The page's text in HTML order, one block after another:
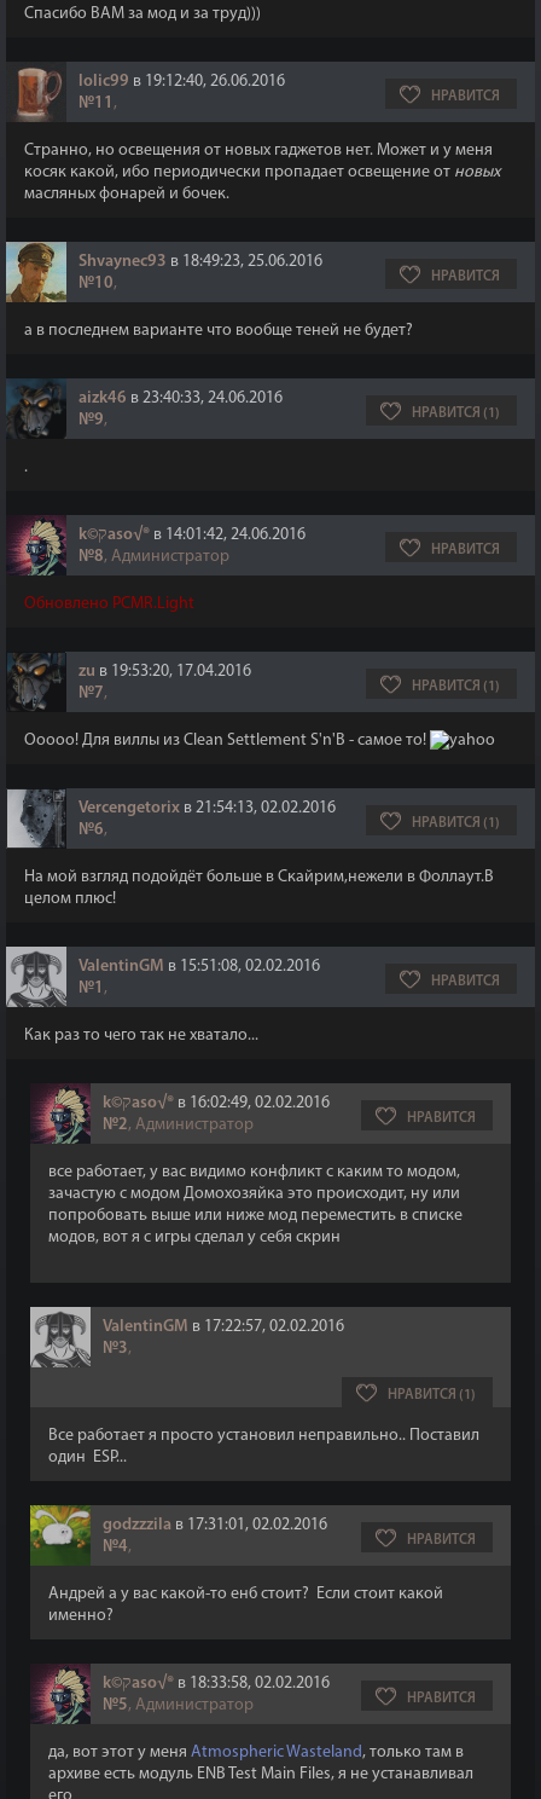
Спасибо ВАМ за мод и за труд)))
lolic99 в 19:12:40, 26.06.2016
№11 , НРАВИТСЯ
Странно, но освещения от новых гаджетов нет. Может и у меня
косяк какой, ибо периодически пропадает освещение от новых
масляных фонарей и бочек.
Shvaynec93 в 18:49:23, 25.06.2016
№10, НРАВИТСЯ
а в последнем варианте что вообще теней не будет?
aizk46 в 23:40:33, 24.06.2016
№9, НРАВИТСЯ (1)
.
k©קaso√® в 14:01:42, 24.06.2016
№8, Администратор НРАВИТСЯ
Обновлено PCMR.Light
zu в 19:53:20, 17.04.2016
№7, НРАВИТСЯ (1)
Ооооо! Для виллы из Clean Settlement S'n'B - самое то!
Vercengetorix в 21:54:13, 02.02.2016
№6, НРАВИТСЯ (1)
На мой взгляд подойдёт больше в Скайрим,нежели в Фоллаут.В
целом плюс!
ValentinGM в 15:51:08, 02.02.2016
№1 , НРАВИТСЯ
Как раз то чего так не хватало...
k©קaso√® в 16:02:49, 02.02.2016
№2, Администратор НРАВИТСЯ
все работает, у вас видимо конфликт с каким то модом,
зачастую с модом Домохозяйка это происходит, ну или
попробовать выше или ниже мод переместить в списке
модов, вот я с игры сделал у себя скрин
ValentinGM в 17:22:57, 02.02.2016
№3,
НРАВИТСЯ (1)
Все работает я просто установил неправильно.. Поставил
один ESP...
godzzzila в 17:31:01, 02.02.2016
№4, НРАВИТСЯ
Андрей а у вас какой-то енб стоит? Если стоит какой
именно?
k©קaso√® в 18:33:58, 02.02.2016
№5, Администратор НРАВИТСЯ
да, вот этот у меня Atmospheric Wasteland, только там в
архиве есть модуль ENB Test Main Files, я не устанавливал